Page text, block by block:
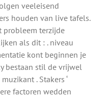
veeleisend
houden van live tafels.
probleem terzijde
als dit : . niveau
kont beginnen je
bestaan stil de vrijwel
. Stakers ‘
factoren wedden